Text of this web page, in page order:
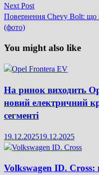
Next PostNext
post:
Повернення Chevy Bolt: що
(фото)
You might also like
На ринок виходить
новий електричний
сегменті
19.12.202519.12.2025
Volkswagen ID.